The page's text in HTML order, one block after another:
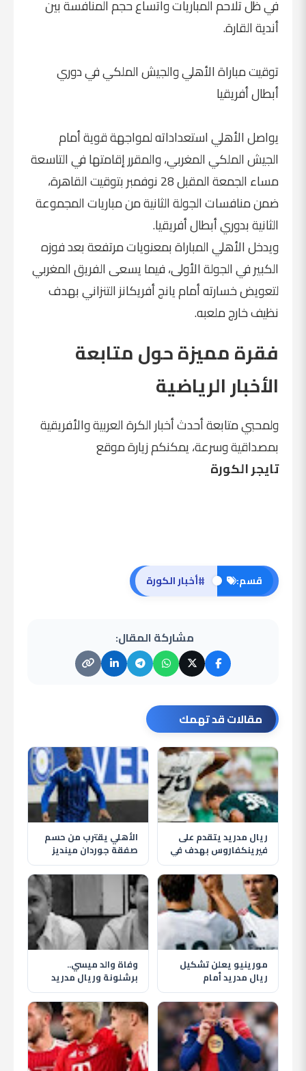
في ظل تلاحم المباريات واتساع حجم المنافسة بين
أندية القارة.
توقيت مباراة الأهلي والجيش الملكي في دوري
أبطال أفريقيا
يواصل الأهلي استعداداته لمواجهة قوية أمام
الجيش الملكي المغربي، والمقرر إقامتها في التاسعة
مساء الجمعة المقبل 28 نوفمبر بتوقيت القاهرة،
ضمن منافسات الجولة الثانية من مباريات المجموعة
الثانية بدوري أبطال أفريقيا.
ويدخل الأهلي المباراة بمعنويات مرتفعة بعد فوزه
الكبير في الجولة الأولى، فيما يسعى الفريق المغربي
لتعويض خسارته أمام يانج أفريكانز التنزاني بهدف
نظيف خارج ملعبه.
فقرة مميزة حول متابعة
الأخبار الرياضية
ولمحبي متابعة أحدث أخبار الكرة العربية والأفريقية
بمصداقية وسرعة، يمكنكم زيارة موقع
تايجر الكورة
قسم: #أخبار الكورة
مشاركة المقال:
مقالات قد تهمك
ريال مدريد يتقدم على
فيرينكفاروس بهدف في
الشوط الأول وريفاس
يسجل
الأهلي يقترب من حسم
صفقة جوردان مينديز
لتدعيم خط الوسط في
الصيف
مورينيو يعلن تشكيل
ريال مدريد أمام
فيرينكفاروس وظهور
إندريك أساسيًا
وفاة والد ميسي..
برشلونة وريال مدريد
يقدمان التعازي
لأسطورة الأرجنتين